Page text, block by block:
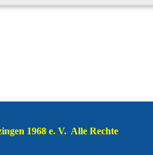
1968 e. V.  Alle Rechte